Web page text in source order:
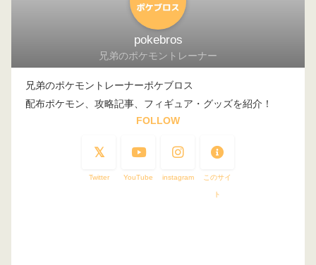
pokebros
兄弟のポケモントレーナー
兄弟のポケモントレーナーポケブロス
配布ポケモン、攻略記事、フィギュア・グッズを紹介！
FOLLOW
Twitter YouTube instagram このサイ
ト